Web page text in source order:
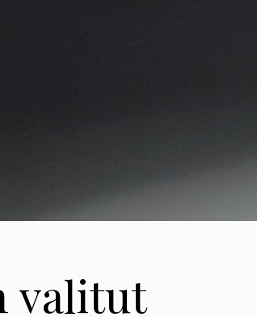
valitut